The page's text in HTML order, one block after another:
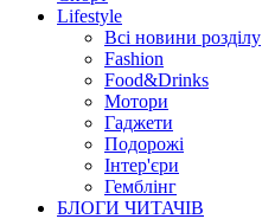
Lifestyle
Всі новини розділу
Fashion
Food&Drinks
Мотори
Гаджети
Подорожі
Інтер'єри
Гемблінг
БЛОГИ ЧИТАЧІВ